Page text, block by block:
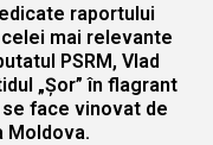
raportului
mai relevante
PSRM, Vlad
„Șor” în flagrant
face vinovat de
Moldova.